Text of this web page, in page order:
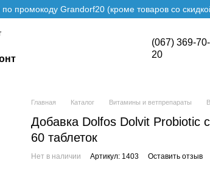
промокоду Grandorf20 (кроме товаров со
(067) 369-70-
20
Главная Каталог Витамины и ветпрепараты
Добавка Dolfos Dolvit Probiotic
60 таблеток
Нет в наличии Артикул: 1403 Оставить отзыв